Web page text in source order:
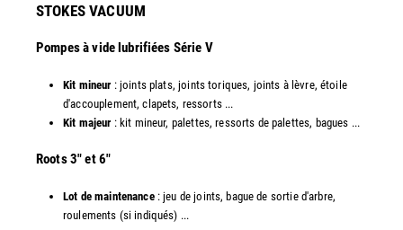
STOKES VACUUM
Pompes à vide lubrifiées Série V
Kit mineur : joints plats, joints toriques, joints à lèvre, étoile
d'accouplement, clapets, ressorts ...
Kit majeur : kit mineur, palettes, ressorts de palettes, bagues ...
​Roots 3" et 6"
Lot de maintenance: jeu de joints, bague de sortie d'arbre,
roulements (si indiqués) ...